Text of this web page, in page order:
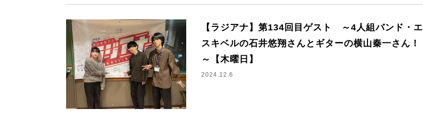
【ラジアナ】第134回目ゲスト ～4人組バンド・エ
スキベルの石井悠翔さんとギターの横山秦一さん！
～【木曜日】
2024.12.6